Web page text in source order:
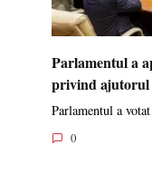
Parlamentul a
privind ajutorul
Parlamentul a
0